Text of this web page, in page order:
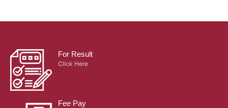
For Result
Click Here
Fee Pay